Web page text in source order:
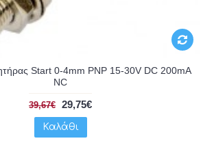
Start 0-4mm PNP 15-30V DC 200mA
NC
39,67€ 29,75€
Καλάθι